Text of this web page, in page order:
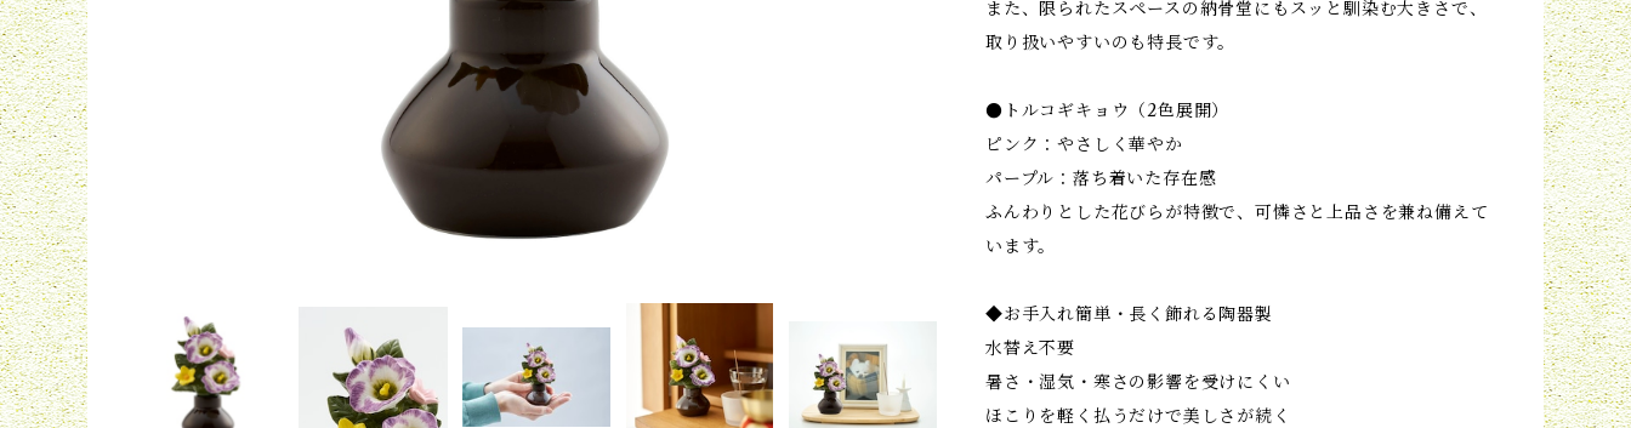
また、限られたスペースの納骨堂にもスッと馴染む大きさで、
取り扱いやすいのも特長です。
●トルコギキョウ（2色展開）
ピンク：やさしく華やか
パープル：落ち着いた存在感
ふんわりとした花びらが特徴で、可憐さと上品さを兼ね備えて
います。
◆お手入れ簡単・長く飾れる陶器製
水替え不要
暑さ・湿気・寒さの影響を受けにくい
ほこりを軽く払うだけで美しさが続く